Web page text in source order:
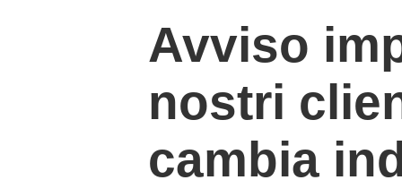
Avviso
nostri
cambia